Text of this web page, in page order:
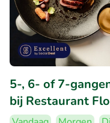
5-, 6- of 7-
bij Restaurant